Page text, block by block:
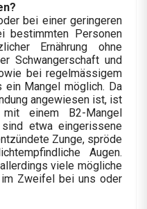
bei einer geringeren
bestimmten Personen
Ernährung ohne
Schwangerschaft und
bei regelmässigem
Mangel möglich. Da
angewiesen ist, ist
einem B2-Mangel
etwa eingerissene
Zunge, spröde
Augen.
viele mögliche
im Zweifel bei uns oder